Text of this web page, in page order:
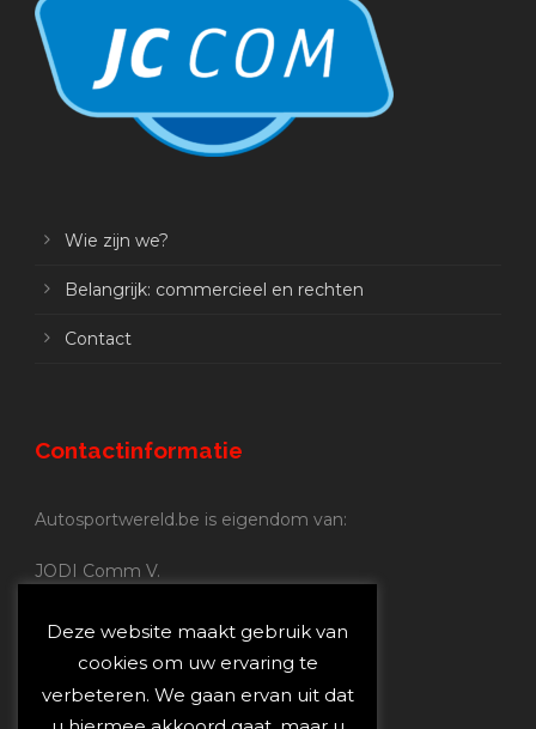
Wie zijn we?
Belangrijk: commercieel en rechten
Contact
Contactinformatie
Autosportwereld.be is eigendom van:
JODI Comm V.
Nijverheidsstraat 70
2160 Wommelgem
Autosportwereld.be:
Deze website maakt gebruik van
cookies om uw ervaring te
verbeteren. We gaan ervan uit dat